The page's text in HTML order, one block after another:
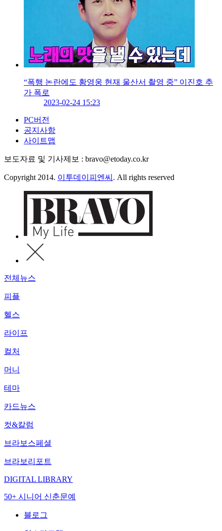
“폭행 논란에도 황영웅 현재 울산서 촬영 중” 이진호 추
가 폭로
2023-02-24 15:23
PC버전
공지사항
사이트맵
보도자료 및 기사제보 : bravo@etoday.co.kr
Copyright 2014. 이투데이피엔씨 . All rights reserved
전체뉴스
피플
헬스
라이프
컬처
머니
테마
카드뉴스
컷&칼럼
브라보스페셜
브라보리포트
DIGITAL LIBRARY
50+ 시니어 신춘문예
블로그